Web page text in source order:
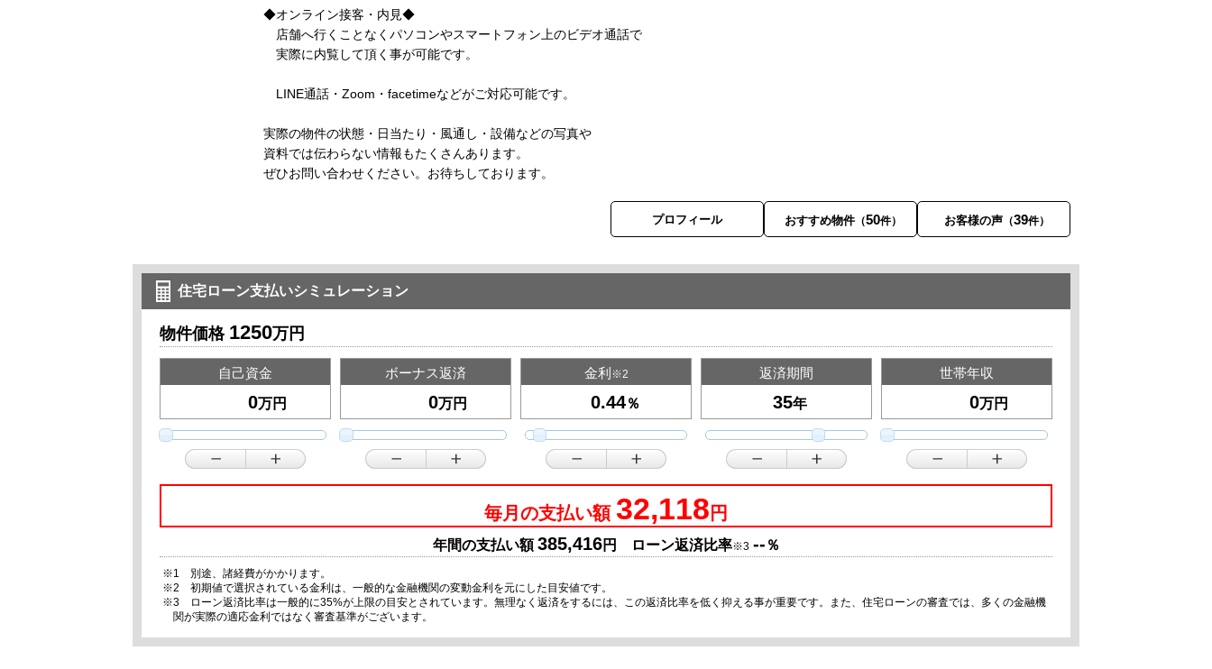
◆オンライン接客・内見◆
店舗へ行くことなくパソコンやスマートフォン上のビデオ通話で
実際に内覧して頂く事が可能です。
LINE通話・Zoom・facetimeなどがご対応可能です。
実際の物件の状態・日当たり・風通し・設備などの写真や
資料では伝わらない情報もたくさんあります。
ぜひお問い合わせください。お待ちしております。
プロフィール おすすめ物件 （50件） お客様の声（39件）
住宅ローン支払いシミュレーション
物件価格 1250万円
自己資金
万円
ボーナス返済
万円
金利 ※2
％
返済期間
年
世帯年収
万円
毎月の支払い額 32,118 円
年間の支払い額385,416円 ローン返済比率※3 -- ％
※1 別途、諸経費がかかります。
※2 初期値で選択されている金利は、一般的な金融機関の変動金利を元にした目安値です。
※3 ローン返済比率は一般的に35%が上限の目安とされています。無理なく返済をするには、この返済比率を低く抑える事が重要です。また、住宅ローンの審査では、多くの金融機
関が実際の適応金利ではなく審査基準がございます。